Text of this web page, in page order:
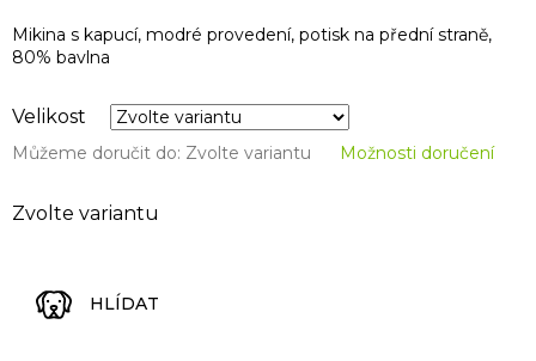
Zvolte variantu
Velikost
Můžeme doručit do: Zvolte variantu Možnosti doručení
Mikina s kapucí, modré provedení, potisk na přední straně,
80% bavlna
HLÍDAT